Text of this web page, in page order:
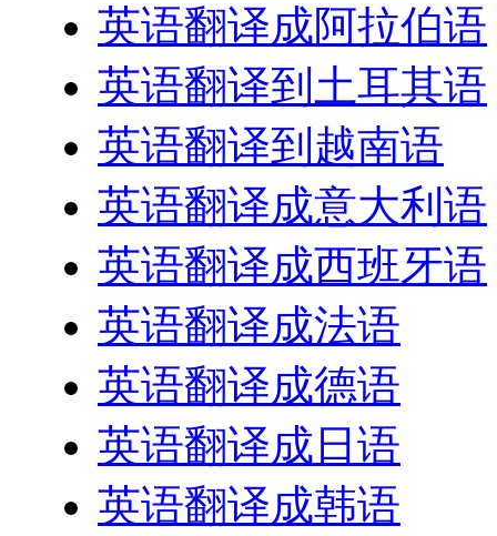
英语翻译成阿拉伯语
英语翻译到土耳其语
英语翻译到越南语
英语翻译成意大利语
英语翻译成西班牙语
英语翻译成法语
英语翻译成德语
英语翻译成日语
英语翻译成韩语